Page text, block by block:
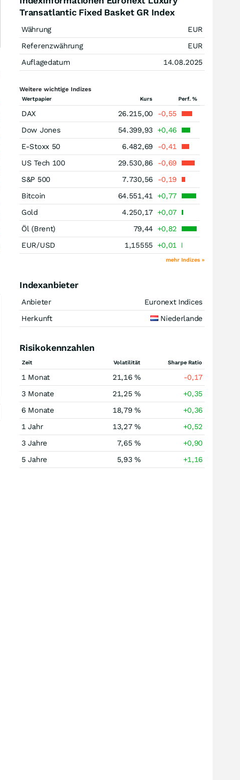
Transatlantic Fixed Basket GR Index
Währung
EUR
Referenzwährung
EUR
Auflagedatum
14.08.2025
Weitere wichtige Indizes
Wertpapier Kurs Perf. %
DAX 26.215,00
-0,55
Dow Jones
54.399,93
+0,46
E-Stoxx 50
6.482,69
-0,41
US Tech 100
29.530,86
-0,69
S&P 500
7.730,56
-0,19
Bitcoin
64.551,41 +0,77
Gold
4.250,17 +0,07
Öl (Brent)
79,44 +0,82
EUR/USD
1,15555 +0,01
mehr Indizes »
Indexanbieter
Anbieter
Euronext Indices
Herkunft
Niederlande
Risikokennzahlen
Zeit Volatilität Sharpe Ratio
1 Monat 21,16 %
-0,17
3 Monate
21,25 %
+0,35
6 Monate
18,79 %
+0,36
1 Jahr
13,27 %
+0,52
3 Jahre
7,65 %
+0,90
5 Jahre
5,93 % +1,16